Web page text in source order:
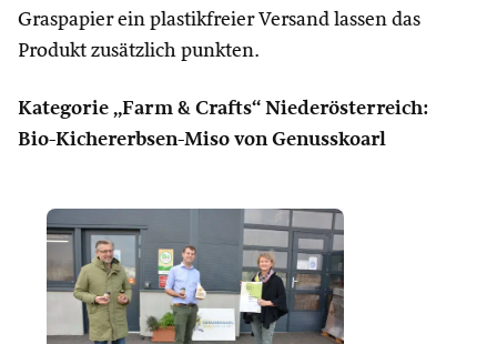
Graspapier ein plastikfreier Versand lassen das
Produkt zusätzlich punkten.
Kategorie „Farm & Crafts“ Niederösterreich:
Bio-Kichererbsen-Miso von Genusskoarl